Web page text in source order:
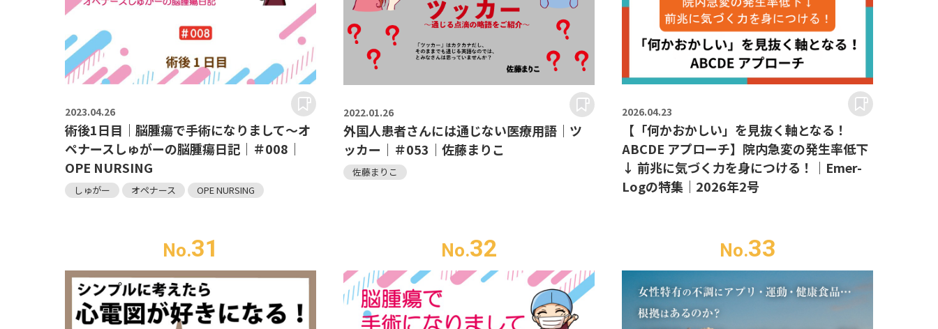
2023.04.26
術後1日目｜脳腫瘍で手術になりまして～オ
ペナースしゅがーの脳腫瘍日記｜＃008｜
OPE NURSING
しゅがー オペナース OPE NURSING
2022.01.26
外国人患者さんには通じない医療用語｜ツ
ッカー｜＃053｜佐藤まりこ
佐藤まりこ
2026.04.23
【「何かおかしい」を見抜く軸となる！
ABCDE アプローチ】院内急変の発生率低下
↓ 前兆に気づく力を身につける！｜Emer-
Logの特集｜2026年2号
No.31 No.32 No.33